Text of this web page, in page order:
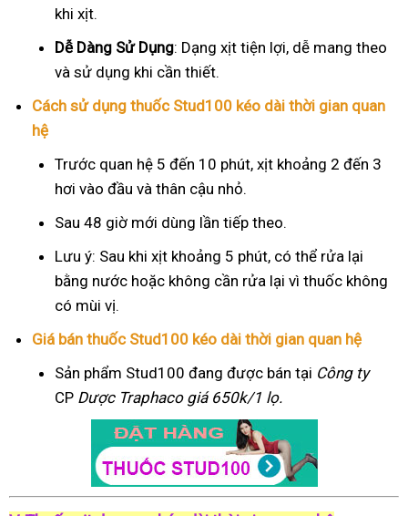
khi xịt.
Dễ Dàng Sử Dụng: Dạng xịt tiện lợi, dễ mang theo
và sử dụng khi cần thiết.
Cách sử dụng thuốc Stud100 kéo dài thời gian quan
hệ
Trước quan hệ 5 đến 10 phút, xịt khoảng 2 đến 3
hơi vào đầu và thân cậu nhỏ.
Sau 48 giờ mới dùng lần tiếp theo.
Lưu ý: Sau khi xịt khoảng 5 phút, có thể rửa lại
bằng nước hoặc không cần rửa lại vì thuốc không
có mùi vị.
Giá bán thuốc Stud100 kéo dài thời gian quan hệ
Sản phẩm Stud100 đang được bán tại Công ty
CP Dược Traphacogiá 650k/1 lọ.